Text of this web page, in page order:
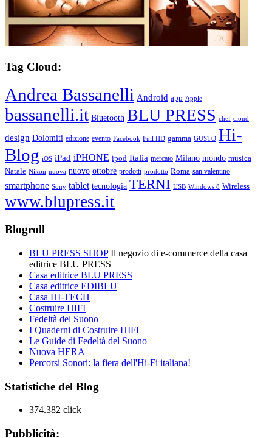
Tag Cloud:
Andrea Bassanelli Android app Apple
bassanelli.it Bluetooth BLU PRESS chef cloud
design Dolomiti edizione evento Facebook Full HD gamma GUSTO Hi-
Blog iOS iPad iPHONE ipod Italia mercato Milano mondo musica
Natale Nikon nuova nuovo ottobre prodotti prodotto Roma san valentino
smartphone Sony tablet tecnologia TERNI USB Windows 8 Wireless
www.blupress.it
Blogroll
BLU PRESS SHOPIl negozio di e-commerce della casa
editrice BLU PRESS
Casa editrice BLU PRESS
Casa editrice EDIBLU
Casa HI-TECH
Costruire HIFI
Fedeltà del Suono
I Quaderni di Costruire HIFI
Le Guide di Fedeltà del Suono
Nuova HERA
Percorsi Sonori: la fiera dell'Hi-Fi italiana!
Statistiche del Blog
374.382 click
Pubblicità: